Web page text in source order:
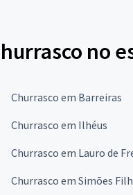
no
Churrasco em Barreiras
Churrasco em Ilhéus
Churrasco em Lauro de
Churrasco em Simões